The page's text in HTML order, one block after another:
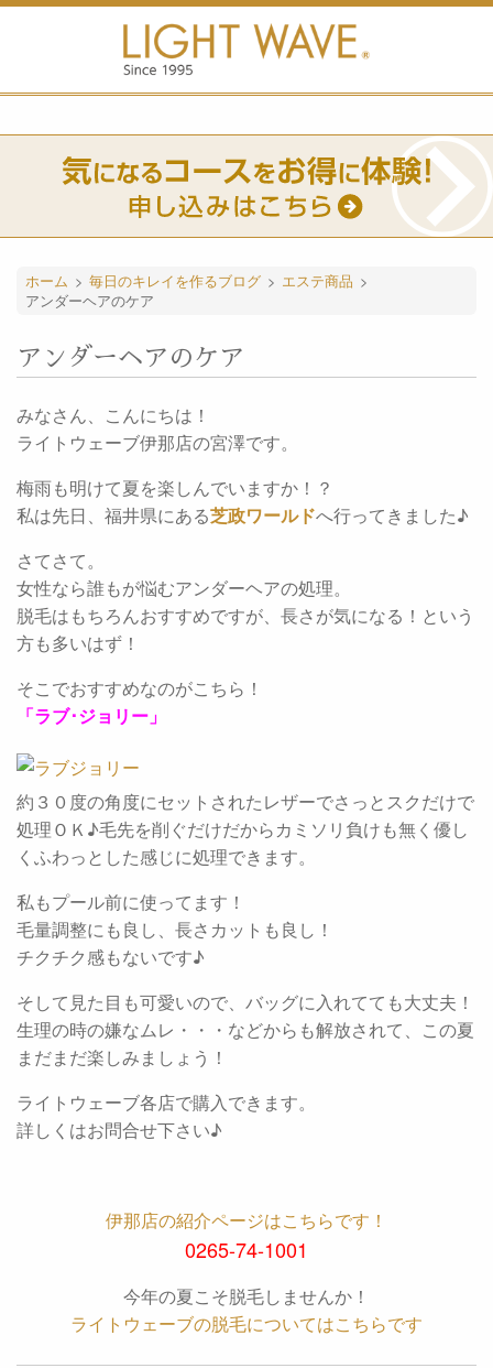
ホーム > 毎日のキレイを作るブログ > エステ商品 >
アンダーヘアのケア
アンダーヘアのケア
みなさん、こんにちは！
ライトウェーブ伊那店の宮澤です。
梅雨も明けて夏を楽しんでいますか！？
私は先日、福井県にある芝政ワールドへ行ってきました♪
さてさて。
女性なら誰もが悩むアンダーヘアの処理。
脱毛はもちろんおすすめですが、長さが気になる！という
方も多いはず！
そこでおすすめなのがこちら！
「ラブ･ジョリー」
約３０度の角度にセットされたレザーでさっとスクだけで
処理ＯＫ♪毛先を削ぐだけだからカミソリ負けも無く優し
くふわっとした感じに処理できます。
私もプール前に使ってます！
毛量調整にも良し、長さカットも良し！
チクチク感もないです♪
そして見た目も可愛いので、バッグに入れてても大丈夫！
生理の時の嫌なムレ・・・などからも解放されて、この夏
まだまだ楽しみましょう！
ライトウェーブ各店で購入できます。
詳しくはお問合せ下さい♪
伊那店の紹介ページはこちらです！
0265-74-1001
今年の夏こそ脱毛しませんか！
ライトウェーブの脱毛についてはこちらです